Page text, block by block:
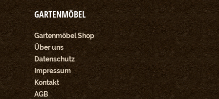
GARTENMÖBEL
Gartenmöbel Shop
Über uns
Datenschutz
Impressum
Kontakt
AGB